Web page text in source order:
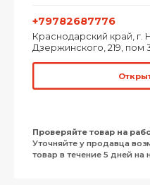
+79782687776
Краснодарский край, г.
Дзержинского, 219, пом
Проверяйте товар на
Уточняйте у продавца
товар в течение 5 дней на